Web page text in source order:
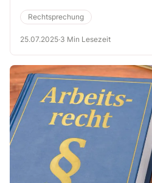
Verletzung der Kameradschaftspflicht
disziplinarische Konsequenzen haben
14.24).
Rechtsprechung
25.07.2025·3 Min Lesezeit